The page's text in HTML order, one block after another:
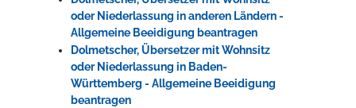
oder Niederlassung in anderen Ländern -
Allgemeine Beeidigung beantragen
Dolmetscher, Übersetzer mit Wohnsitz
oder Niederlassung in Baden-
Württemberg - Allgemeine Beeidigung
beantragen